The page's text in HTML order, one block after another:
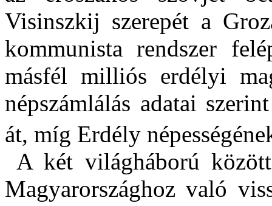
Visinszkij szerepét a
kommunista rendszer
másfél milliós erdélyi
népszámlálás adatai
át, míg Erdély
A két világháború
Magyarországhoz való